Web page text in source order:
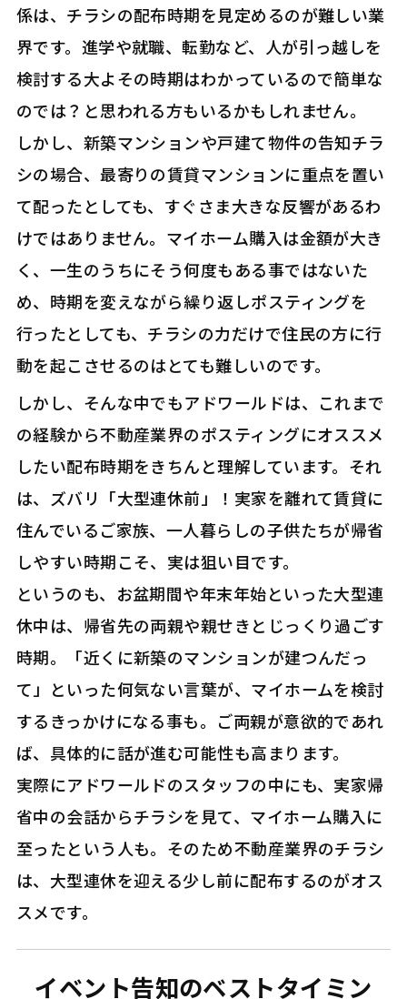
係は、チラシの配布時期を見定めるのが難しい業
界です。進学や就職、転勤など、人が引っ越しを
検討する大よその時期はわかっているので簡単な
のでは？と思われる方もいるかもしれません。
しかし、新築マンションや戸建て物件の告知チラ
シの場合、最寄りの賃貸マンションに重点を置い
て配ったとしても、すぐさま大きな反響があるわ
けではありません。マイホーム購入は金額が大き
く、一生のうちにそう何度もある事ではないた
め、時期を変えながら繰り返しポスティングを
行ったとしても、チラシの力だけで住民の方に行
動を起こさせるのはとても難しいのです。
しかし、そんな中でもアドワールドは、これまで
の経験から不動産業界のポスティングにオススメ
したい配布時期をきちんと理解しています。それ
は、ズバリ「大型連休前」！実家を離れて賃貸に
住んでいるご家族、一人暮らしの子供たちが帰省
しやすい時期こそ、実は狙い目です。
というのも、お盆期間や年末年始といった大型連
休中は、帰省先の両親や親せきとじっくり過ごす
時期。「近くに新築のマンションが建つんだっ
て」といった何気ない言葉が、マイホームを検討
するきっかけになる事も。ご両親が意欲的であれ
ば、具体的に話が進む可能性も高まります。
実際にアドワールドのスタッフの中にも、実家帰
省中の会話からチラシを見て、マイホーム購入に
至ったという人も。そのため不動産業界のチラシ
は、大型連休を迎える少し前に配布するのがオス
スメです。
イベント告知のベストタイミン